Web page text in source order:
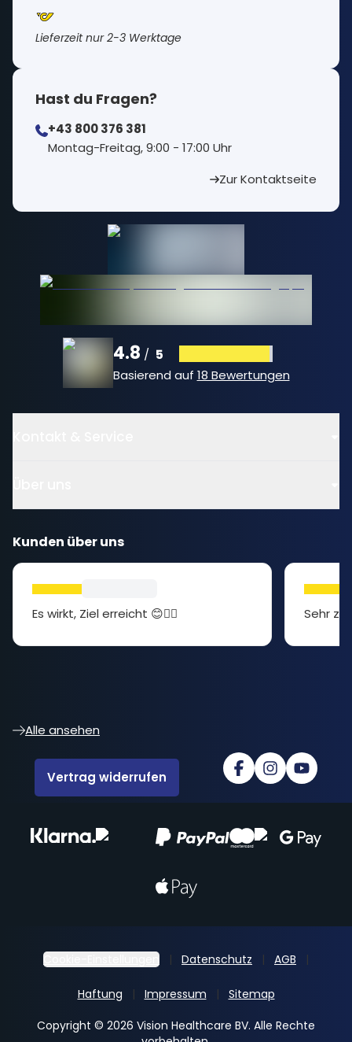
Lieferzeit nur 2-3 Werktage
Hast du Fragen?
+43 800 376 381
⁠Montag-Freitag, 9:00 - 17:00 Uhr
Zur Kontaktseite
4.8 / 5
Basierend auf 18 Bewertungen
Kunden über uns
Es wirkt, Ziel erreicht 😊👍🏻 Sehr
Alle ansehen
Vertrag widerrufen
Cookie-Einstellungen Datenschutz AGB
Haftung Impressum
Sitemap
Copyright © 2026 Vision Healthcare BV. Alle Rechte